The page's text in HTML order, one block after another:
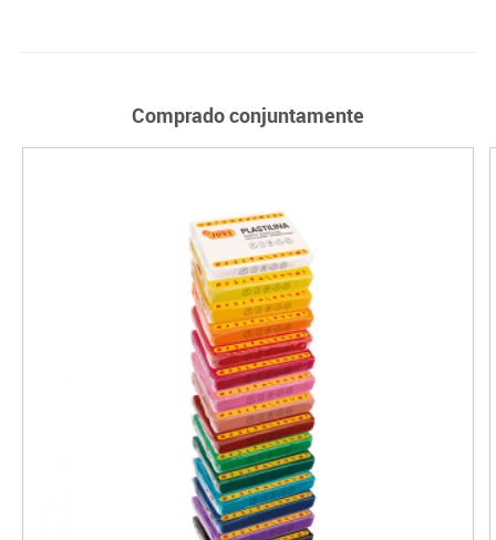
Comprado conjuntamente